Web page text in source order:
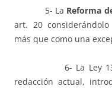
5- La Reforma
art. 20
más que como una
6- La Ley 13/
redacción actual,